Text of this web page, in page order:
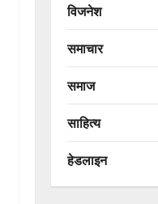
विजनेश
समाचार
समाज
साहित्य
हेडलाइन